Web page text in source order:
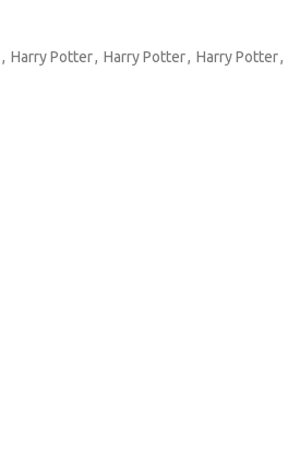
, Harry Potter, Harry Potter, Harry Potter,